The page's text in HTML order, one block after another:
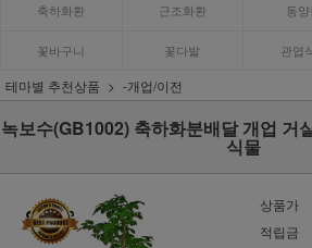
축하화환 근조화환 동
꽃바구니 꽃다발 관엽
테마별 추천상품 -개업/이전
녹보수(GB1002) 축하화분배달 개업 거
식물
상품가
적립금